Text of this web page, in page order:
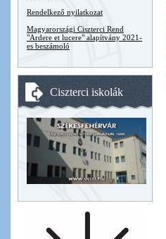
Rendelkező nyilatkozat
Magyarországi Ciszterci Rend
"Ardere et lucere" alapítvány 2021-
es beszámoló
Ciszterci iskolák